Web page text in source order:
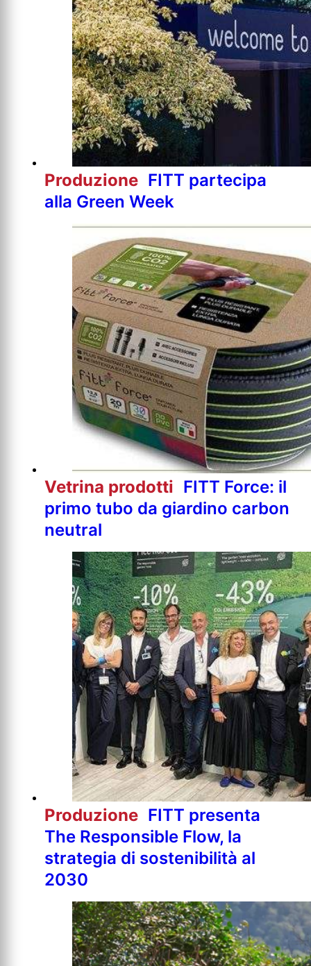
Produzione FITT partecipa
alla Green Week
Vetrina prodotti FITT Force: il
primo tubo da giardino carbon
neutral
Produzione FITT presenta
The Responsible Flow, la
strategia di sostenibilità al
2030